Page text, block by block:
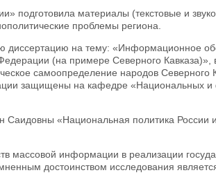
подготовила материалы (текстовые и
проблемы региона.
диссертацию на тему: «Информационное
(на примере Северного Кавказа)»,
самоопределение народов Северного
защищены на кафедре «Национальных
«Национальная политика России
массовой информации в реализации
достоинством исследования